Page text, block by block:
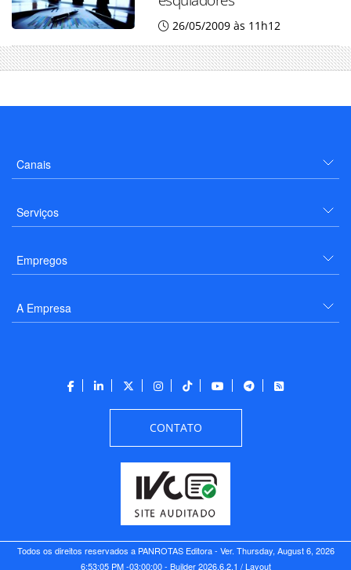
26/05/2009 às 11h12
Canais
Serviços
Empregos
A Empresa
CONTATO
Todos os direitos reservados a PANROTAS Editora - Ver. Thursday, August 6, 2026
6:53:05 PM -03:00:00 - Builder 2026.6.2.1 / Layout